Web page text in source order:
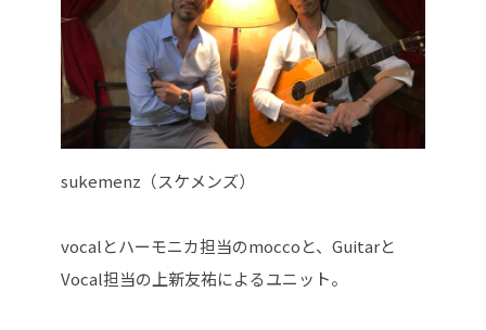
sukemenz（スケメンズ）
vocalとハーモニカ担当のmoccoと、Guitarと
Vocal担当の上新友祐によるユニット。